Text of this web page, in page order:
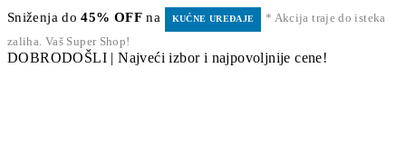
Sniženja do45% OFF na KUĆNE UREĐAJE
* Akcija traje do isteka
zaliha. Vaš Super Shop!
DOBRODOŠLI | Najveći izbor i najpovoljnije cene!